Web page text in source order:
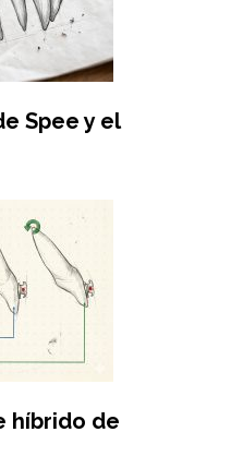
Spee y el
híbrido de